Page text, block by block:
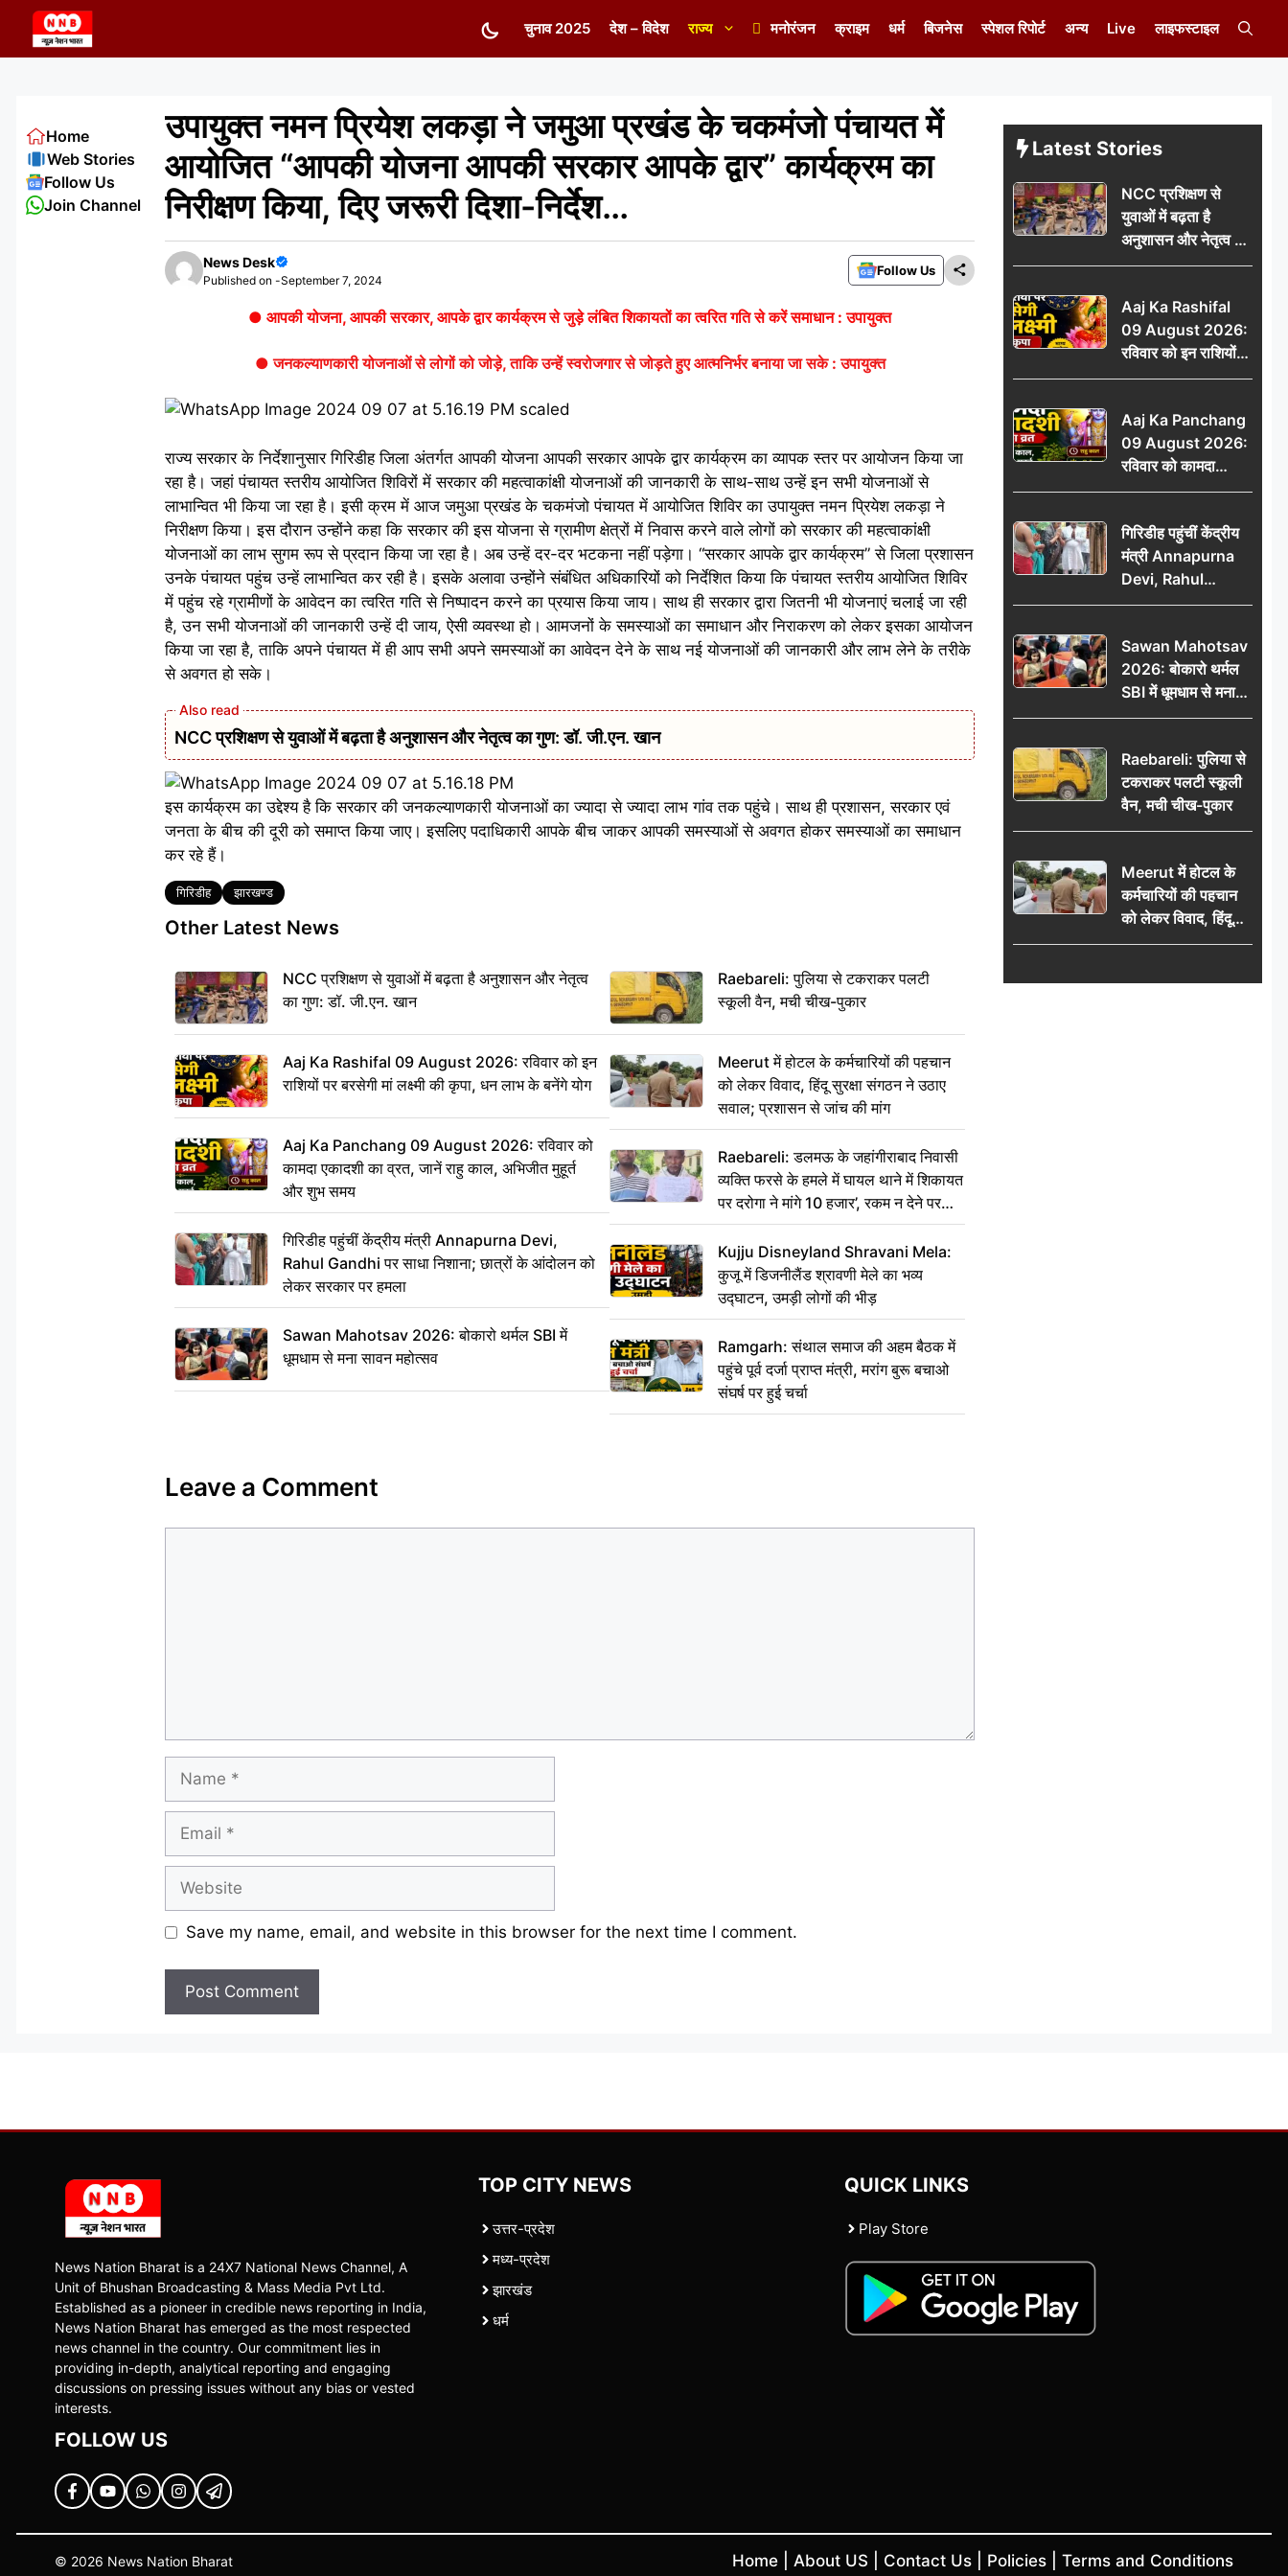
content
चुनाव 2025 देश – विदेश राज्य मनोरंजन क्राइम धर्म बिजनेस स्पेशल रिपोर्ट अन्य Live लाइफस्टाइल
उपायुक्त नमन प्रियेश लकड़ा ने जमुआ प्रखंड के चकमंजो पंचायत में
आयोजित “आपकी योजना आपकी सरकार आपके द्वार” कार्यक्रम का
निरीक्षण किया, दिए जरूरी दिशा-निर्देश…
News Desk
Published on -September 7, 2024
Follow Us
● आपकी योजना, आपकी सरकार, आपके द्वार कार्यक्रम से जुड़े लंबित शिकायतों का त्वरित गति से करें समाधान : उपायुक्त
● जनकल्याणकारी योजनाओं से लोगों को जोड़े, ताकि उन्हें स्वरोजगार से जोड़ते हुए आत्मनिर्भर बनाया जा सके : उपायुक्त
राज्य सरकार के निर्देशानुसार गिरिडीह जिला अंतर्गत आपकी योजना आपकी सरकार आपके द्वार कार्यक्रम का व्यापक स्तर पर आयोजन किया जा
रहा है। जहां पंचायत स्तरीय आयोजित शिविरों में सरकार की महत्वाकांक्षी योजनाओं की जानकारी के साथ-साथ उन्हें इन सभी योजनाओं से
लाभान्वित भी किया जा रहा है। इसी क्रम में आज जमुआ प्रखंड के चकमंजो पंचायत में आयोजित शिविर का उपायुक्त नमन प्रियेश लकड़ा ने
निरीक्षण किया। इस दौरान उन्होंने कहा कि सरकार की इस योजना से ग्रामीण क्षेत्रों में निवास करने वाले लोगों को सरकार की महत्वाकांक्षी
योजनाओं का लाभ सुगम रूप से प्रदान किया जा रहा है। अब उन्हें दर-दर भटकना नहीं पड़ेगा। “सरकार आपके द्वार कार्यक्रम” से जिला प्रशासन
उनके पंचायत पहुंच उन्हें लाभान्वित कर रही है। इसके अलावा उन्होंने संबंधित अधिकारियों को निर्देशित किया कि पंचायत स्तरीय आयोजित शिविर
में पहुंच रहे ग्रामीणों के आवेदन का त्वरित गति से निष्पादन करने का प्रयास किया जाय। साथ ही सरकार द्वारा जितनी भी योजनाएं चलाई जा रही
है, उन सभी योजनाओं की जानकारी उन्हें दी जाय, ऐसी व्यवस्था हो। आमजनों के समस्याओं का समाधान और निराकरण को लेकर इसका आयोजन
किया जा रहा है, ताकि अपने पंचायत में ही आप सभी अपने समस्याओं का आवेदन देने के साथ नई योजनाओं की जानकारी और लाभ लेने के तरीके
से अवगत हो सके।
NCC प्रशिक्षण से युवाओं में बढ़ता है अनुशासन और नेतृत्व का गुण: डॉ. जी.एन. खान
इस कार्यक्रम का उद्देश्य है कि सरकार की जनकल्याणकारी योजनाओं का ज्यादा से ज्यादा लाभ गांव तक पहुंचे। साथ ही प्रशासन, सरकार एवं
जनता के बीच की दूरी को समाप्त किया जाए। इसलिए पदाधिकारी आपके बीच जाकर आपकी समस्याओं से अवगत होकर समस्याओं का समाधान
कर रहे हैं।
Tags
गिरिडीह झारखण्ड
Other Latest News
NCC प्रशिक्षण से युवाओं में बढ़ता है अनुशासन और नेतृत्व
का गुण: डॉ. जी.एन. खान
Aaj Ka Rashifal 09 August 2026: रविवार को इन
राशियों पर बरसेगी मां लक्ष्मी की कृपा, धन लाभ के बनेंगे योग
Aaj Ka Panchang 09 August 2026: रविवार को
कामदा एकादशी का व्रत, जानें राहु काल, अभिजीत मुहूर्त
और शुभ समय
गिरिडीह पहुंचीं केंद्रीय मंत्री Annapurna Devi,
Rahul Gandhi पर साधा निशाना; छात्रों के आंदोलन को
लेकर सरकार पर हमला
Sawan Mahotsav 2026: बोकारो थर्मल SBI में
धूमधाम से मना सावन महोत्सव
Raebareli: पुलिया से टकराकर पलटी
स्कूली वैन, मची चीख-पुकार
Meerut में होटल के कर्मचारियों की पहचान
को लेकर विवाद, हिंदू सुरक्षा संगठन ने उठाए
सवाल; प्रशासन से जांच की मांग
Raebareli: डलमऊ के जहांगीराबाद निवासी
व्यक्ति फरसे के हमले में घायल थाने में शिकायत
पर दरोगा ने मांगे 10 हजार’, रकम न देने पर
कार्रवाई ठंडी!
Kujju Disneyland Shravani Mela:
कुजू में डिजनीलैंड श्रावणी मेले का भव्य
उद्घाटन, उमड़ी लोगों की भीड़
Ramgarh: संथाल समाज की अहम बैठक में
पहुंचे पूर्व दर्जा प्राप्त मंत्री, मरांग बुरू बचाओ
संघर्ष पर हुई चर्चा
Leave a Comment
Name
Email
Website
Save my name, email, and website in this browser for the next time I comment.
Home
Web Stories
Follow Us
Join Channel
Latest Stories
NCC प्रशिक्षण से
युवाओं में बढ़ता है
अनुशासन और नेतृत्व का
गुण: डॉ. जी.एन. खान
Aaj Ka Rashifal
09 August 2026:
रविवार को इन राशियों
पर बरसेगी मां लक्ष्मी की
योग
Aaj Ka Panchang
09 August 2026:
रविवार को कामदा
एकादशी का व्रत, जानें
और शुभ समय
गिरिडीह पहुंचीं केंद्रीय
मंत्री Annapurna
Devi, Rahul
Gandhi पर साधा
आंदोलन को लेकर
सरकार पर हमला
Sawan Mahotsav
2026: बोकारो थर्मल
SBI में धूमधाम से मना
सावन महोत्सव
Raebareli: पुलिया से
टकराकर पलटी स्कूली
वैन, मची चीख-पुकार
Meerut में होटल के
कर्मचारियों की पहचान
को लेकर विवाद, हिंदू
सुरक्षा संगठन ने उठाए
की मांग
News Nation Bharat is a 24X7 National News Channel, A
Unit of Bhushan Broadcasting & Mass Media Pvt Ltd.
Established as a pioneer in credible news reporting in India,
News Nation Bharat has emerged as the most respected
news channel in the country. Our commitment lies in
providing in-depth, analytical reporting and engaging
discussions on pressing issues without any bias or vested
interests.
FOLLOW US
TOP CITY NEWS
उत्तर-प्रदेश
मध्य-प्रदेश
झारखंड
धर्म
QUICK LINKS
Play Store
© 2026 News Nation Bharat Home About US Contact Us Policies Terms and Conditions